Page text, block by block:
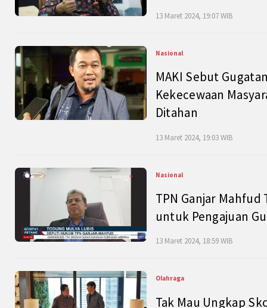
13 Maret 2024, 19:07 WIB
Nasional
MAKI Sebut
Kekecewaan
Ditahan
13 Maret 2024, 19:03 WIB
Nasional
TPN Ganjar
untuk Pengajuan
13 Maret 2024, 18:59 WIB
Olahraga
Tak Mau Ungkap